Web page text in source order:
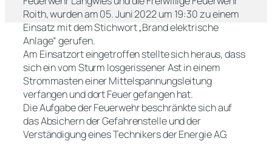
Roith, wurden am 05. Juni 2022 um 19:30 zu einem
Einsatz mit dem Stichwort „Brand elektrische
Anlage“ gerufen.
Am Einsatzort eingetroffen stellte sich heraus, dass
sich ein vom Sturm losgerissener Ast in einem
Strommasten einer Mittelspannungsleitung
verfangen und dort Feuer gefangen hat.
Die Aufgabe der Feuerwehr beschränkte sich auf
das Absichern der Gefahrenstelle und der
Verständigung eines Technikers der Energie AG.